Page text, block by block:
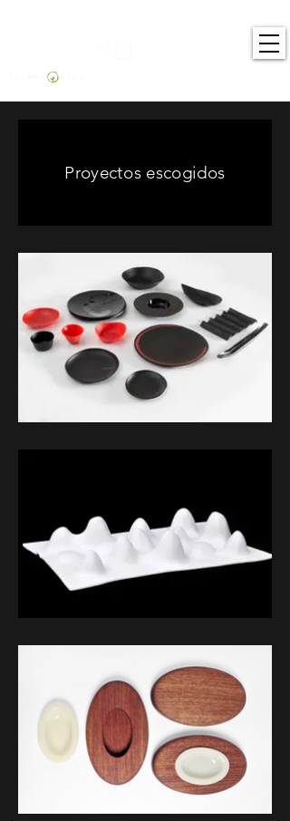
Proyectos escogidos